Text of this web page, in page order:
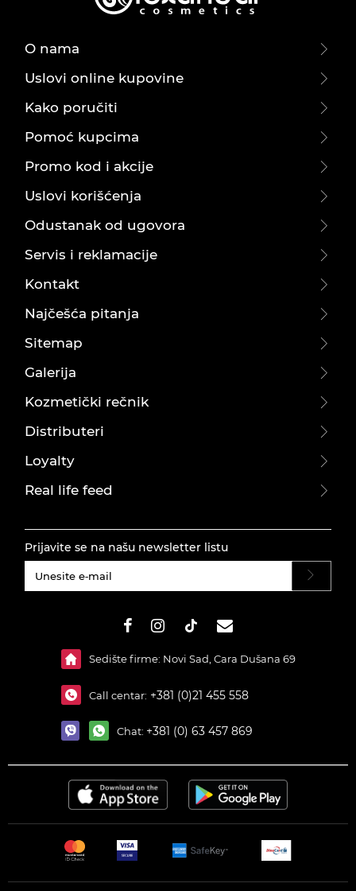
O nama
Uslovi online kupovine
Kako poručiti
Pomoć kupcima
Promo kod i akcije
Uslovi korišćenja
Odustanak od ugovora
Servis i reklamacije
Kontakt
Najčešća pitanja
Sitemap
Galerija
Kozmetički rečnik
Distributeri
Loyalty
Real life feed
Prijavite se na našu newsletter listu
Sedište firme: Novi Sad, Cara Dušana 69
Call centar: +381 (0)21 455 558
Chat: +381 (0) 63 457 869